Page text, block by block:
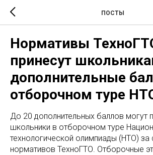
ПОСТЫ
Нормативы
принесут
дополнительные
отборочном туре
До 20 дополнительных баллов могут
школьники в отборочном туре
технологической олимпиады (НТО) за
нормативов ТехноГТО. Отборочные